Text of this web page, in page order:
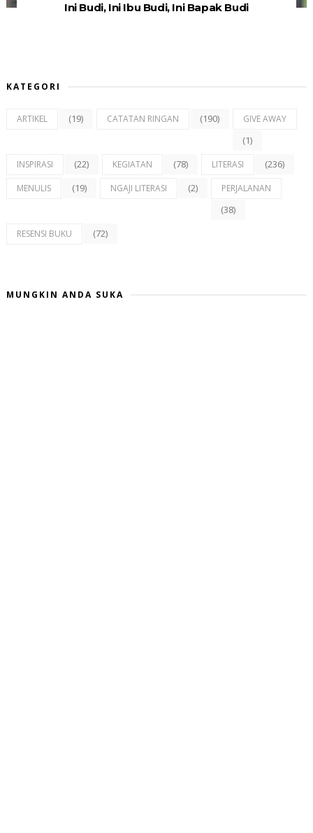
Ini Budi, Ini Ibu Budi, Ini Bapak Budi
KATEGORI
ARTIKEL (19) CATATAN RINGAN (190) GIVE AWAY
(1)
INSPIRASI (22) KEGIATAN (78) LITERASI (236)
MENULIS (19) NGAJI LITERASI (2) PERJALANAN
(38)
RESENSI BUKU (72)
MUNGKIN ANDA SUKA